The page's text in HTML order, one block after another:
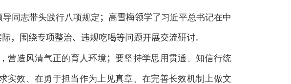
导同志带头践行八项规定 ； 高雪梅领学了习近平总书记在中
，围绕专项整治、违规吃喝等问题开展交流研讨。
营造风清气正的育人环境； 要坚持学思用贯通、知信行统
实效、在勇于担当作为上见真章、在完善长效机制上做文